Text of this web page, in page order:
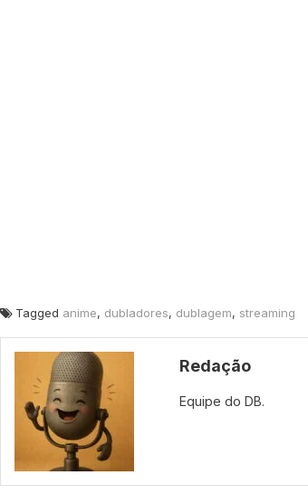
Tagged anime, dubladores, dublagem, streaming
Redação
Equipe do DB.